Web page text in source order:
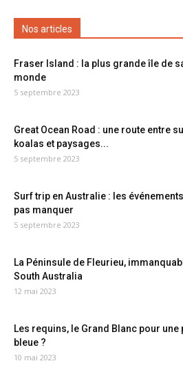
Nos articles
Fraser Island : la plus grande île de
monde
5 septembre 2023
Great Ocean Road : une route entre
koalas et paysages...
5 septembre 2023
Surf trip en Australie : les
pas manquer
5 septembre 2023
La Péninsule de Fleurieu,
South Australia
12 mai 2023
Les requins, le Grand Blanc pour une
bleue ?
10 mai 2023